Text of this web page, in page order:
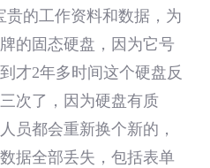
贵的工作资料和数据，为
的固态硬盘，因为它号
才2年多时间这个硬盘反
次了，因为硬盘有质
员都会重新换个新的，
据全部丢失，包括表单